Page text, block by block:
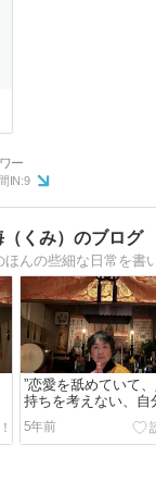
IN:9
くみ）のブログ
”恋愛を舐めていて
持ちを考えない、自
な人と恋愛したいと
などいるのか？”
5年前